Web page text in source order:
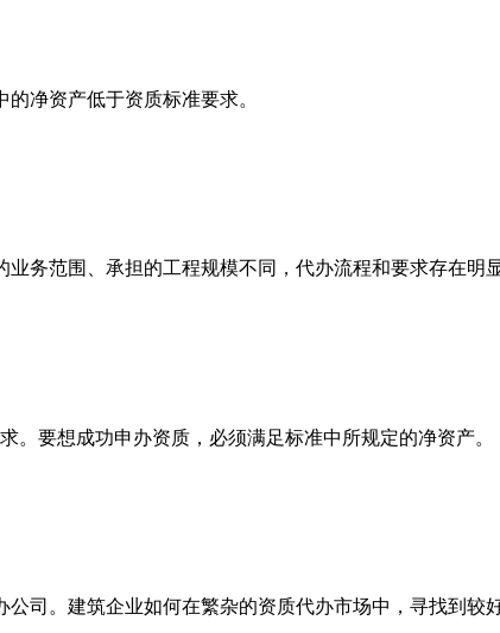
净资产低于资质标准要求。
务范围、承担的工程规模不同，代办流程和要求存在明显
要想成功申办资质，必须满足标准中所规定的净资产。
司。建筑企业如何在繁杂的资质代办市场中，寻找到较